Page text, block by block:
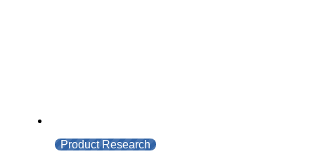
Product Research